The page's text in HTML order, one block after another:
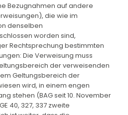
Bezugnahmen auf andere
die wie im
denselben
worden sind,
Rechtsprechung bestimmten
Die Verweisung muss
der verweisenden
Geltungsbereich der
wird, in einem engen
stehen (BAG seit 10. November
40, 327, 337 zweite